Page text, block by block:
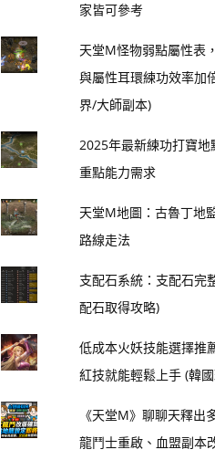
家皆可參考
天堂M怪物弱點屬性表
與屬性耳環練功效率加
界/大師副本)
2025年最新練功打寶地
重點能力需求
天堂M地圖：古魯丁地
路線走法
支配石系統：支配石完
配石取得攻略)
低成本火妖技能選擇推
紅技就能輕鬆上手 (韓
《天堂M》聊聊天釋出
龍鬥士重啟、血盟副本